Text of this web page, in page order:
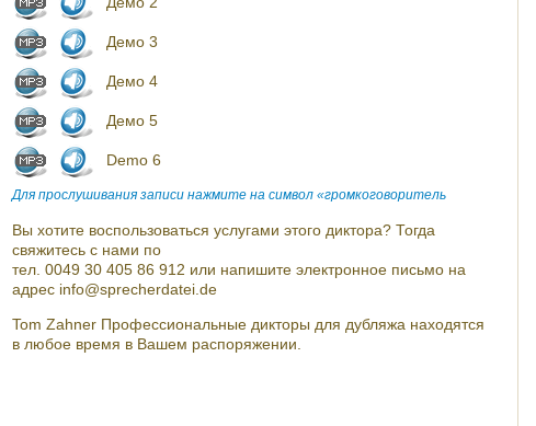
Демо 3
Демо 4
Демо 5
Demo 6
Для прослушивания записи нажмите на символ «громкоговоритель
Вы хотите воспользоваться услугами этого диктора? Тогда
свяжитесь с нами по
тел. 0049 30 405 86 912 или напишите электронное письмо на
адрес info@sprecherdatei.de
Tom Zahner Профессиональные дикторы для дубляжа находятся
в любое время в Вашем распоряжении.